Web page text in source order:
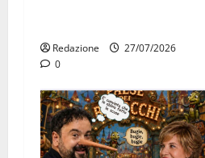
Redazione
27/07/2026
0